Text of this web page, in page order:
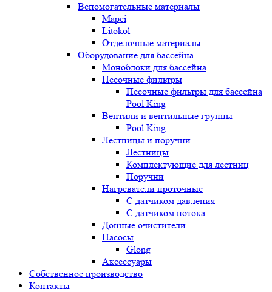
Вспомогательные материалы
Mapei
Litokol
Отделочные материалы
Оборудование для бассейна
Моноблоки для бассейна
Песочные фильтры
Песочные фильтры для бассейна
Pool King
Вентили и вентильные группы
Pool King
Лестницы и поручни
Лестницы
Комплектующие для лестниц
Поручни
Нагреватели проточные
С датчиком давления
С датчиком потока
Донные очистители
Насосы
Glong
Аксессуары
Собственное производство
Контакты